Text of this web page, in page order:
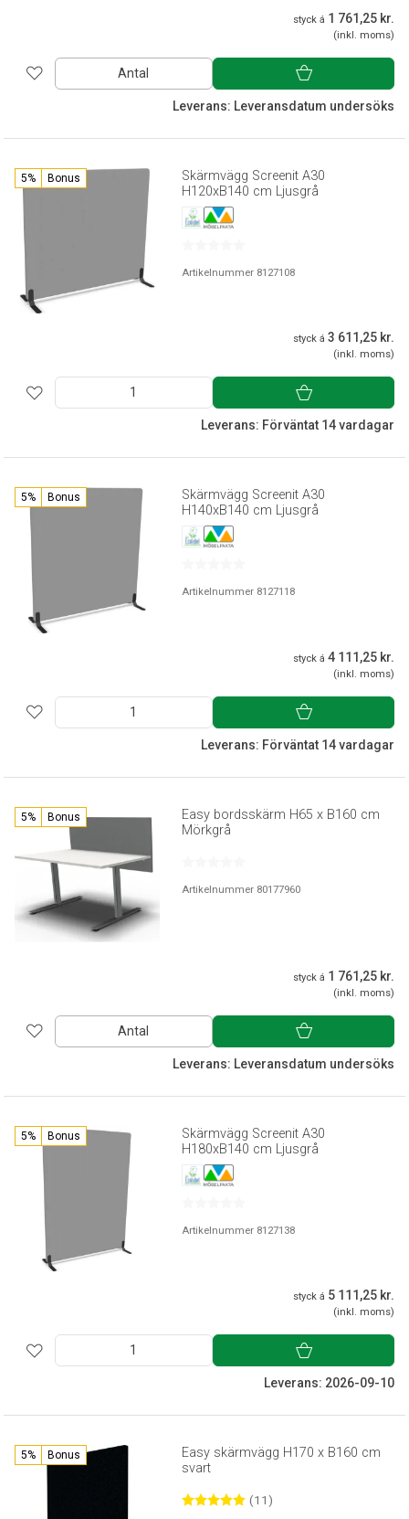
styck á 1 761,25 kr.
(inkl. moms)
Antal
Leverans: Leveransdatum undersöks
5% Bonus
Skärmvägg Screenit A30
H120xB140 cm Ljusgrå
Artikelnummer 8127108
styck á 3 611,25 kr.
(inkl. moms)
Leverans: Förväntat 14 vardagar
5% Bonus
Skärmvägg Screenit A30
H140xB140 cm Ljusgrå
Artikelnummer 8127118
styck á 4 111,25 kr.
(inkl. moms)
Leverans: Förväntat 14 vardagar
5% Bonus
Easy bordsskärm H65 x B160 cm
Mörkgrå
Artikelnummer 80177960
styck á 1 761,25 kr.
(inkl. moms)
Antal
Leverans: Leveransdatum undersöks
5% Bonus
Skärmvägg Screenit A30
H180xB140 cm Ljusgrå
Artikelnummer 8127138
styck á 5 111,25 kr.
(inkl. moms)
Leverans: 2026-09-10
5% Bonus
Easy skärmvägg H170 x B160 cm
svart
(11)